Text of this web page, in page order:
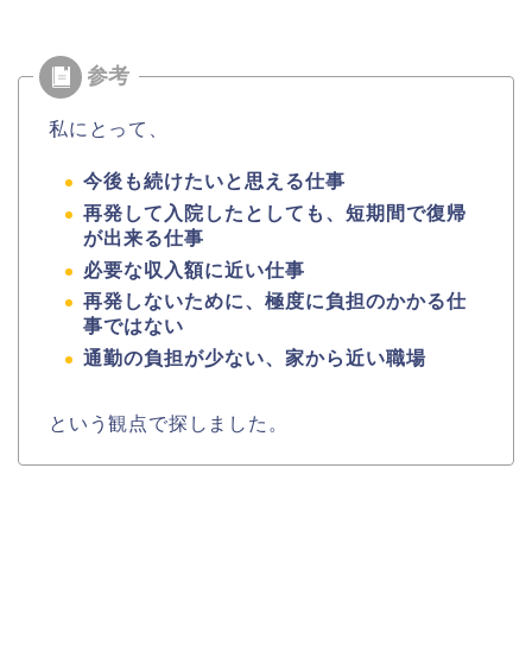
私にとって、
今後も続けたいと思える仕事
再発して入院したとしても、短期間で復帰
が出来る仕事
必要な収入額に近い仕事
再発しないために、極度に負担のかかる仕
事ではない
通勤の負担が少ない、家から近い職場
という観点で探しました。